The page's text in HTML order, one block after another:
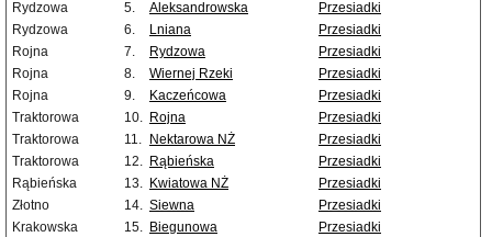
Rydzowa
5. Aleksandrowska
Przesiadki
Rydzowa
6. Lniana
Przesiadki
Rojna
7. Rydzowa
Przesiadki
Rojna
8. Wiernej Rzeki
Przesiadki
Rojna
9. Kaczeńcowa
Przesiadki
Traktorowa
10. Rojna
Przesiadki
Traktorowa
11. Nektarowa NŻ
Przesiadki
Traktorowa
12. Rąbieńska
Przesiadki
Rąbieńska
13. Kwiatowa NŻ
Przesiadki
Złotno
14. Siewna
Przesiadki
Krakowska
15. Biegunowa
Przesiadki